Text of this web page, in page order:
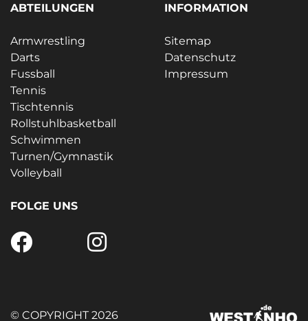
ABTEILUNGEN
Armwrestling
Darts
Fussball
Tennis
Tischtennis
Rollstuhlbasketball
Schwimmen
Turnen/Gymnastik
Volleyball
INFORMATION
Sitemap
Datenschutz
Impressum
FOLGE UNS
© COPYRIGHT 2026